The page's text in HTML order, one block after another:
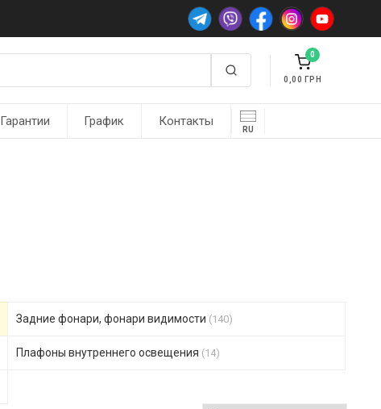
0
0,00
Гарантии График Контакты
RU
Задние фонари, фонари видимости (140)
Плафоны внутреннего освещения (14)